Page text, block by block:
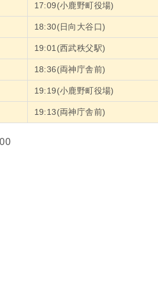
17:09(小鹿野町役場)
18:30(日向大谷口)
19:01(西武秩父駅)
18:36(両神庁舎前)
19:19(小鹿野町役場)
19:13(両神庁舎前)